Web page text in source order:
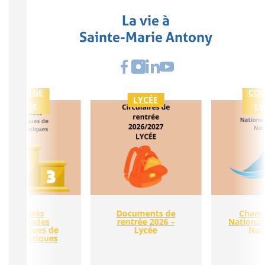
La vie à
Sainte-Marie Antony
Palmarès
Olympiades
de
COLLÈGE
LYCÉE
Documents de
rentrée 2026 –
Lycée
LYCÉE
National